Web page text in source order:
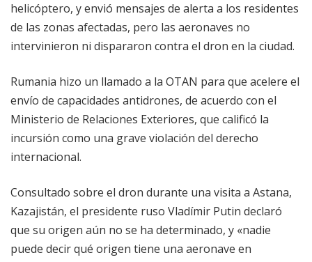
helicóptero, y envió mensajes de alerta a los residentes
de las zonas afectadas, pero las aeronaves no
intervinieron ni dispararon contra el dron en la ciudad.
Rumania hizo un llamado a la OTAN para que acelere el
envío de capacidades antidrones, de acuerdo con el
Ministerio de Relaciones Exteriores, que calificó la
incursión como una grave violación del derecho
internacional.
Consultado sobre el dron durante una visita a Astana,
Kazajistán, el presidente ruso Vladímir Putin declaró
que su origen aún no se ha determinado, y «nadie
puede decir qué origen tiene una aeronave en